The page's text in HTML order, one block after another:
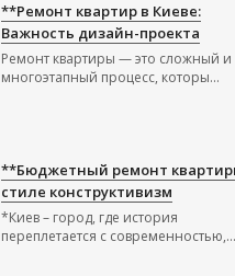
**Ремонт квартир в Киеве:
Важность дизайн-проекта
Ремонт квартиры — это сложный и
многоэтапный процесс, которы...
**Бюджетный ремонт
стиле конструктивизм
*Киев – город, где история
переплетается с современностью,...